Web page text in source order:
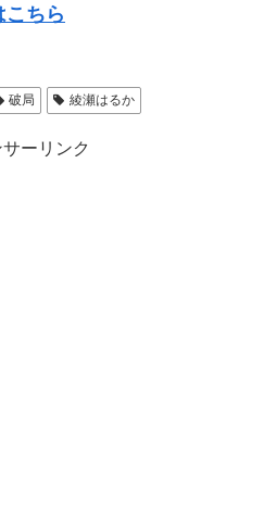
こちら
破局 綾瀬はるか
ーリンク